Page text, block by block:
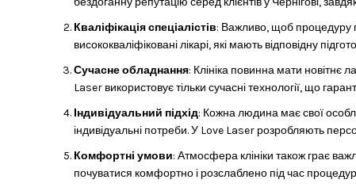
Кваліфікація спеціалістів: Важливо, щоб процедуру
висококваліфіковані лікарі, які мають відповідну
Сучасне обладнання: Клініка повинна мати новітнє
Laser використовує тільки сучасні технології, що
Індивідуальний підхід: Кожна людина має свої
індивідуальні потреби. У Love Laser розробляють
Комфортні умови: Атмосфера клініки також грає
почуватися комфортно і розслаблено під час